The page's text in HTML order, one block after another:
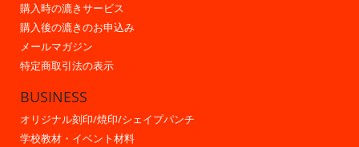
購入時の漉きサービス
購入後の漉きのお申込み
メールマガジン
特定商取引法の表示
BUSINESS
オリジナル刻印/焼印/シェイプパンチ
学校教材・イベント材料